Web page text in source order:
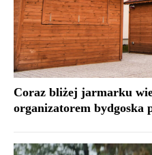
Coraz bliżej jarmarku
organizatorem bydgoska